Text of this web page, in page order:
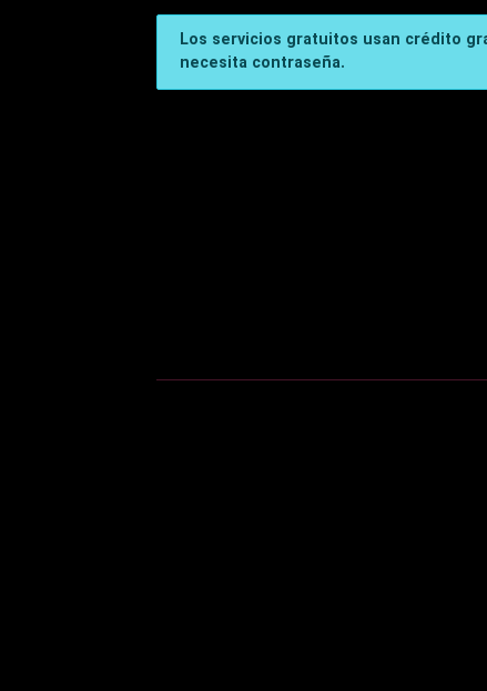
Los servicios gratuitos usan crédito
necesita contraseña.